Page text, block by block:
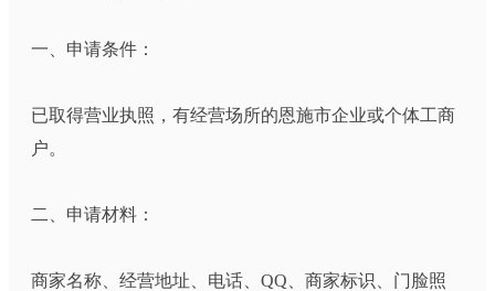
一、申请条件：
已取得营业执照，有经营场所的恩施市企业或个体工商
户。
二、申请材料：
商家名称、经营地址、电话、QQ、商家标识、门脸照